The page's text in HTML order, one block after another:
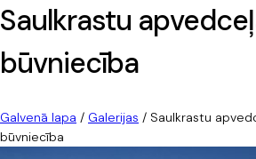
Saulkrastu
būvniecība
Galvenā lapa / Galerijas / Saulkrastu
būvniecība